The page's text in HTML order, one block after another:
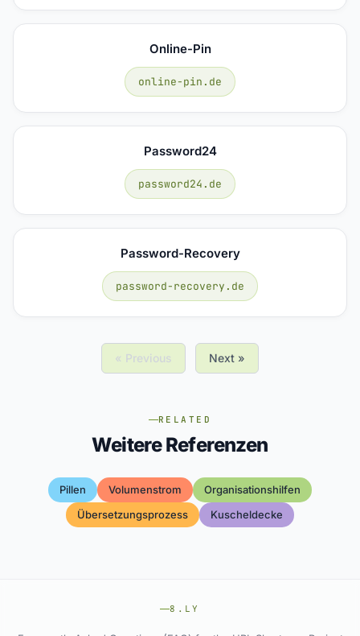
Online-Pin
online-pin.de
Password24
password24.de
Password-Recovery
password-recovery.de
« Previous Next »
RELATED
Weitere Referenzen
Pillen Volumenstrom
Organisationshilfen
Übersetzungsprozess
Kuscheldecke
8.LY